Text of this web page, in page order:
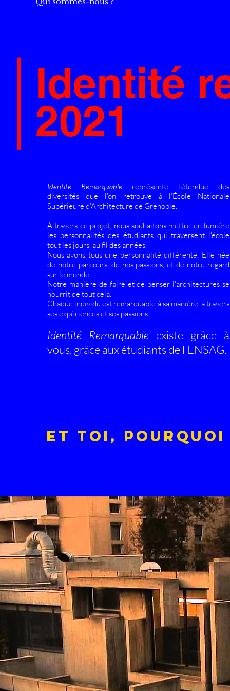
Identité
2021
Identité Remarquable
représente l'étendue des
diversités que l'on retrouve à l'École Nationale
Supérieure d'Architecture de Grenoble.
À travers ce projet, nous souhaitons mettre en lumière
les personnalités des étudiants qui traversent l'école
tout les jours, au fil des années.
Nous avons tous une personnalité différente. Elle née
de notre parcours, de nos passions, et de notre regard
sur le monde.
Notre manière de faire et de penser l'architectures se
nourrit de tout cela.
Chaque individu est remarquable à sa manière, à travers
ses expériences et ses passions.
Identité Remarquable existe grâce à
vous, grâce aux étudiants de l'ENSAG.
Et toi, pourquoi